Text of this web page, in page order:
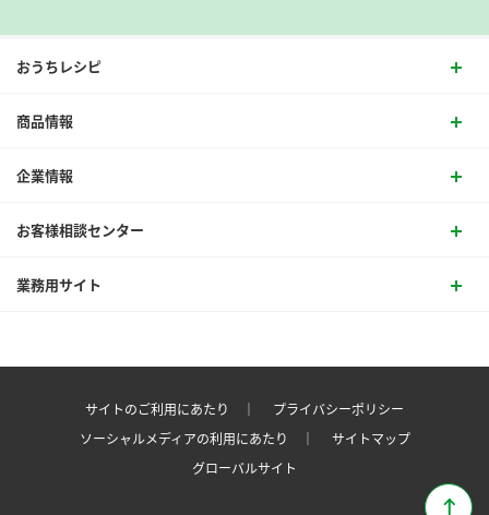
おうちレシピ
商品情報
企業情報
お客様相談センター
業務用サイト
サイトのご利用にあたり ｜
プライバシーポリシー
ソーシャルメディアの利用にあたり ｜
サイトマップ
グローバルサイト